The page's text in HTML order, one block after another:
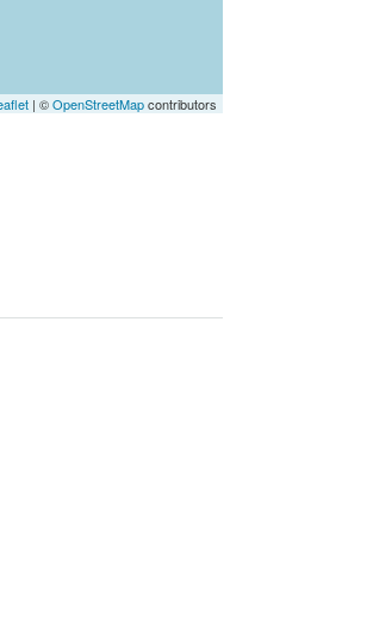
| ©OpenStreetMapcontributors